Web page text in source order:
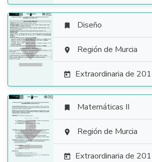

 Diseño
 Región de Murcia
 Extraordinaria de

 Matemáticas II
 Región de Murcia
 Extraordinaria de